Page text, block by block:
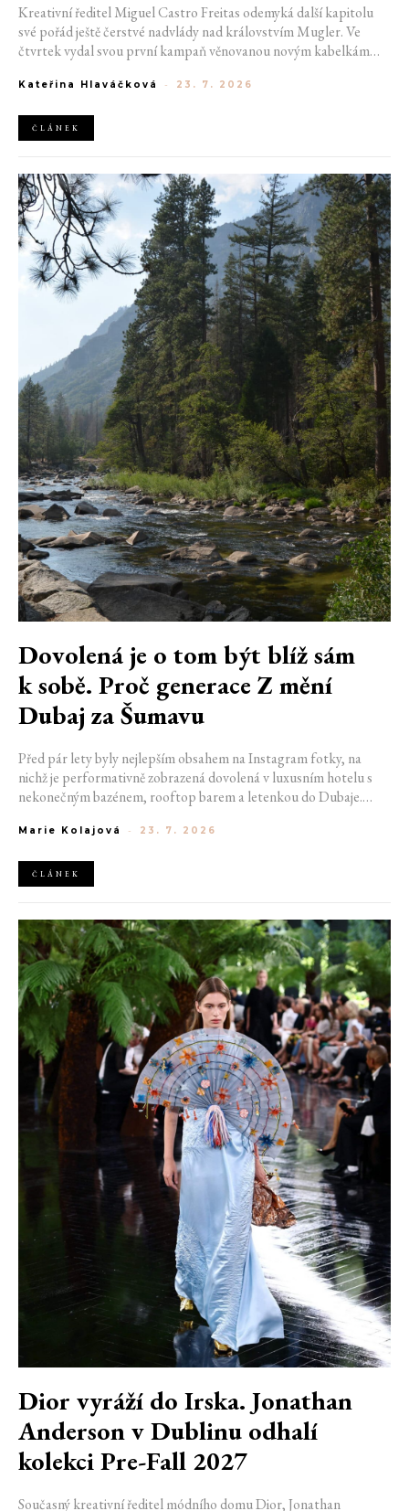
Kreativní ředitel Miguel Castro Freitas odemyká další kapitolu
své pořád ještě čerstvé nadvlády nad královstvím Mugler. Ve
čtvrtek vydal svou první kampaň věnovanou novým kabelkám
do módního domu dorazil. Umně mísí výrazy minulosti a dávných
Kateřina Hlaváčková - 23. 7. 2026
ČLÁNEK
Dovolená je o tom být blíž sám
k sobě. Proč generace Z mění
Dubaj za Šumavu
Před pár lety byly nejlepším obsahem na Instagram fotky, na
nichž je performativně zobrazená dovolená v luxusním hotelu s
nekonečným bazénem, rooftop barem a letenkou do Dubaje.
horách. Ranní koupání v lomu. Výlet vlakem na Šumavu.
Marie Kolajová - 23. 7. 2026
ČLÁNEK
Dior vyráží do Irska. Jonathan
Anderson v Dublinu odhalí
kolekci Pre-Fall 2027
Současný kreativní ředitel módního domu Dior, Jonathan